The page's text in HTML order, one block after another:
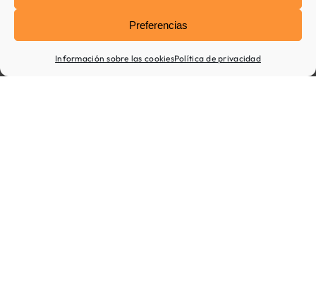
Preferencias
Información sobre las cookiesPolítica de privacidad
nutrición.